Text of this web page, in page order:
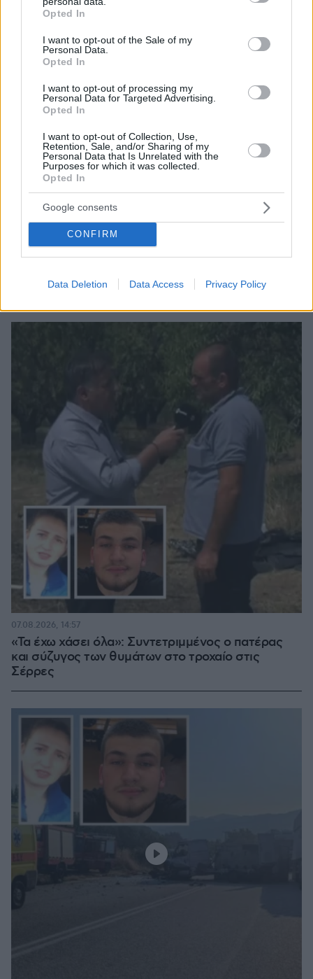
grant or deny consent to Google and its third-party tags to
use your data for below specified purposes in below Google
consent section.
Opted In
I want to opt-out of the Sale of my
Personal Data.
Opted In
I want to opt-out of processing my
Personal Data for Targeted Advertising.
Opted In
I want to opt-out of Collection, Use,
Retention, Sale, and/or Sharing of my
Personal Data that Is Unrelated with the
Purposes for which it was collected.
Opted In
Google consents
CONFIRM
Data Deletion Data Access Privacy Policy
Είδος υπό εξαφάνιση οι υπερπολύτεκνοι στην
τα επιδόματα, η καθημερινότητά τους
07.08.2026, 15:59
«Τα έχω χάσει όλα»: Συντετριμμένος ο πατέρας
και σύζυγος των θυμάτων στο τροχαίο στις
Σέρρες
07.08.2026, 14:57